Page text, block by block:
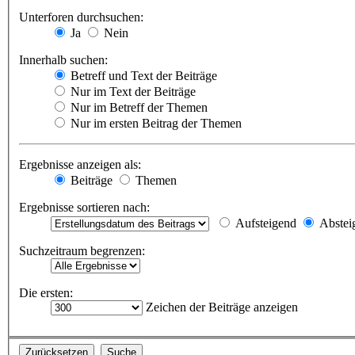
Unterforen durchsuchen:
Ja
Nein
Innerhalb suchen:
Betreff und Text der Beiträge
Nur im Text der Beiträge
Nur im Betreff der Themen
Nur im ersten Beitrag der Themen
Ergebnisse anzeigen als:
Beiträge
Themen
Ergebnisse sortieren nach:
Aufsteigend
Suchzeitraum begrenzen:
Die ersten:
Zeichen der Beiträge anzeigen